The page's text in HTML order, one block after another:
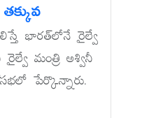
భారత్‌లోనే రైల్వే
మంత్రి అశ్వినీ
పేర్కొన్నారు.